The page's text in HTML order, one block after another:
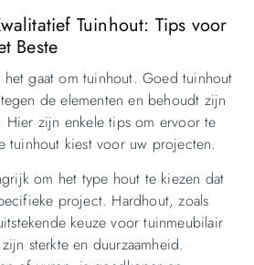
Tuinhout: Tips voor
Beste
het gaat om tuinhout. Goed tuinhout
de elementen en behoudt zijn
Hier zijn enkele tips om ervoor te
tuinhout kiest voor uw projecten.
om het type hout te kiezen dat
project. Hardhout, zoals
keuze voor tuinmeubilair
sterkte en duurzaamheid.